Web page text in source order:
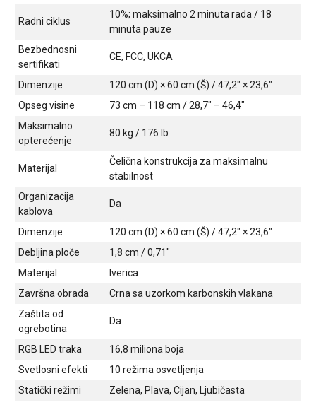
MATERIJAL
SVE
ZA
ŠKOLSKI
BICIKLE
FITNES
ALAT I
BAŠTA
KRIPTO
IGRAČKE
Radni ciklus
10%; maksimalno 2 minuta rada / 18
minuta pauze
Bezbednosni
sertifikati
CE, FCC, UKCA
Dimenzije
120 cm (D) × 60 cm (Š) / 47,2" × 23,6"
Opseg visine
73 cm – 118 cm / 28,7" – 46,4"
Maksimalno
opterećenje
80 kg / 176 lb
Materijal
Čelična konstrukcija za maksimalnu
stabilnost
Organizacija
kablova
Da
Dimenzije
120 cm (D) × 60 cm (Š) / 47,2" × 23,6"
Debljina ploče
1,8 cm / 0,71"
Materijal
Iverica
Završna obrada
Crna sa uzorkom karbonskih vlakana
Zaštita od
ogrebotina
Da
RGB LED traka
16,8 miliona boja
Svetlosni efekti
10 režima osvetljenja
Statički režimi
Zelena, Plava, Cijan, Ljubičasta